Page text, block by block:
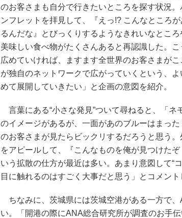
のお客さまも自分で行きたいところを探す状況。
ンフレットを拝見して、『えっ!? こんなところが
るんだな』とびっくりするようなきれいなところ
美味しい食べ物がたくさんあると再認識した。
広めていければ、ますます全世界のお客さまが
が独自のネットワークで広がっていくという、
めて展開していきたい」と企画の意図を紹介。
言葉にある“小さな発見”ついて尋ねると、「ネ
のイメージがあるが、一面があのブルーはまっ
のお客さまが見たらビックリするだろうと思う
をアピールして、『こんなものを俺が見つけた
いう拡散の仕方が最近は多い。あまり意図して“
目に触れるのはすごく大事だと思う」とコメント
ちなみに、茨城県には茨城空港がある一方で
い。「開港の際にANA総合研究所が調査のお手